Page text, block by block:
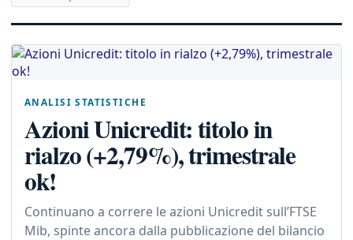
ANALISI STATISTICHE
Azioni Unicredit: titolo in
rialzo (+2,79%), trimestrale
ok!
Continuano a correre le azioni Unicredit sull’FTSE
Mib, spinte ancora dalla pubblicazione del bilancio